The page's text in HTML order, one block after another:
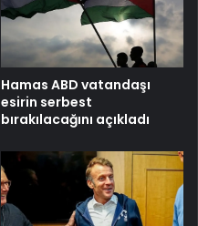
Hamas ABD vatandaşı
esirin serbest
bırakılacağını açıkladı